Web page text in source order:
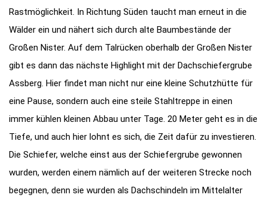
Rastmöglichkeit. In Richtung Süden taucht man erneut in die
Wälder ein und nähert sich durch alte Baumbestände der
Großen Nister. Auf dem Talrücken oberhalb der Großen Nister
gibt es dann das nächste Highlight mit der Dachschiefergrube
Assberg. Hier findet man nicht nur eine kleine Schutzhütte für
eine Pause, sondern auch eine steile Stahltreppe in einen
immer kühlen kleinen Abbau unter Tage. 20 Meter geht es in die
Tiefe, und auch hier lohnt es sich, die Zeit dafür zu investieren.
Die Schiefer, welche einst aus der Schiefergrube gewonnen
wurden, werden einem nämlich auf der weiteren Strecke noch
begegnen, denn sie wurden als Dachschindeln im Mittelalter